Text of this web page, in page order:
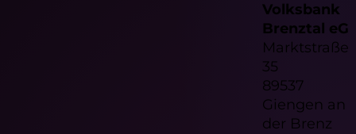
Volksbank
Brenztal eG
Marktstraße
35
89537
Giengen an
der Brenz